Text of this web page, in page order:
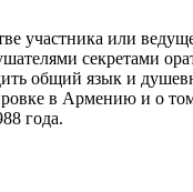
участника или
секретами
общий язык и
в Армению и о
года.